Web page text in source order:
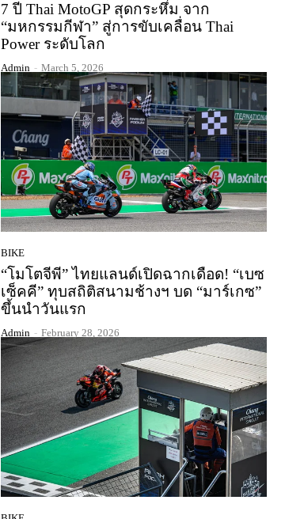
7 ปี Thai MotoGP สุดกระหึ่ม จาก
“มหกรรมกีฬา” สู่การขับเคลื่อน Thai
Power ระดับโลก
Admin - March 5, 2026
BIKE
“โมโตจีพี” ไทยแลนด์เปิดฉากเดือด! “เบซ
เซ็คคี” ทุบสถิติสนามช้างฯ บด “มาร์เกซ”
ขึ้นนำวันแรก
Admin - February 28, 2026